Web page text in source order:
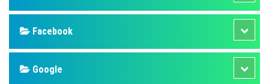
Facebook
Google